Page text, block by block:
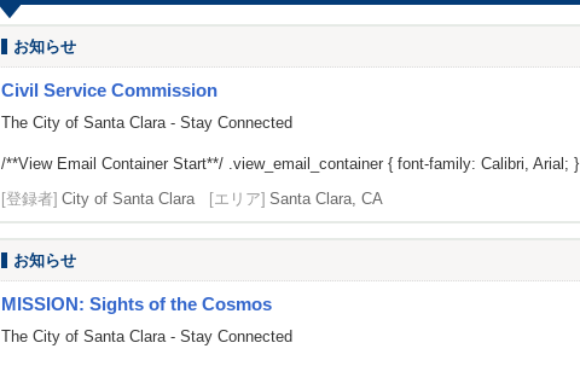
お知らせ
Civil Service Commission
The City of Santa Clara - Stay Connected
/**View Email Container Start**/ .view_email_container { font-family: Calibri,
[登録者] City of Santa Clara [エリア] Santa Clara, CA
お知らせ
MISSION: Sights of the Cosmos
The City of Santa Clara - Stay Connected